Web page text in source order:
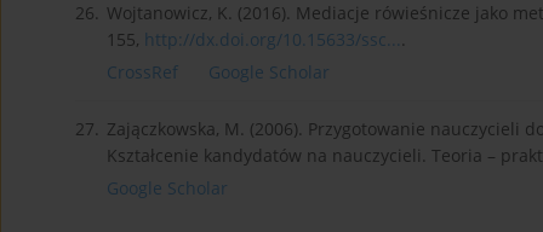
26. Wojtanowicz, K. (2016). Mediacje rówieśnicze jako
155, http://dx.doi.org/10.15633/ssc....
CrossRef
Google Scholar
27. Zajączkowska, M. (2006). Przygotowanie nauczycieli
Kształcenie kandydatów na nauczycieli. Teoria –
Google Scholar